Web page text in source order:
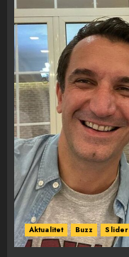
Aktualitet Buzz Slider